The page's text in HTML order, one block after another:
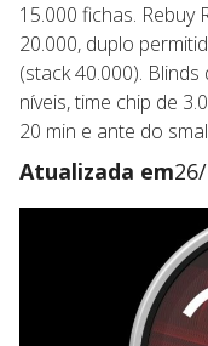
15.000 fichas. Rebuy
20.000, duplo
(stack 40.000).
níveis, time chip de
20 min e ante do
Atualizada em